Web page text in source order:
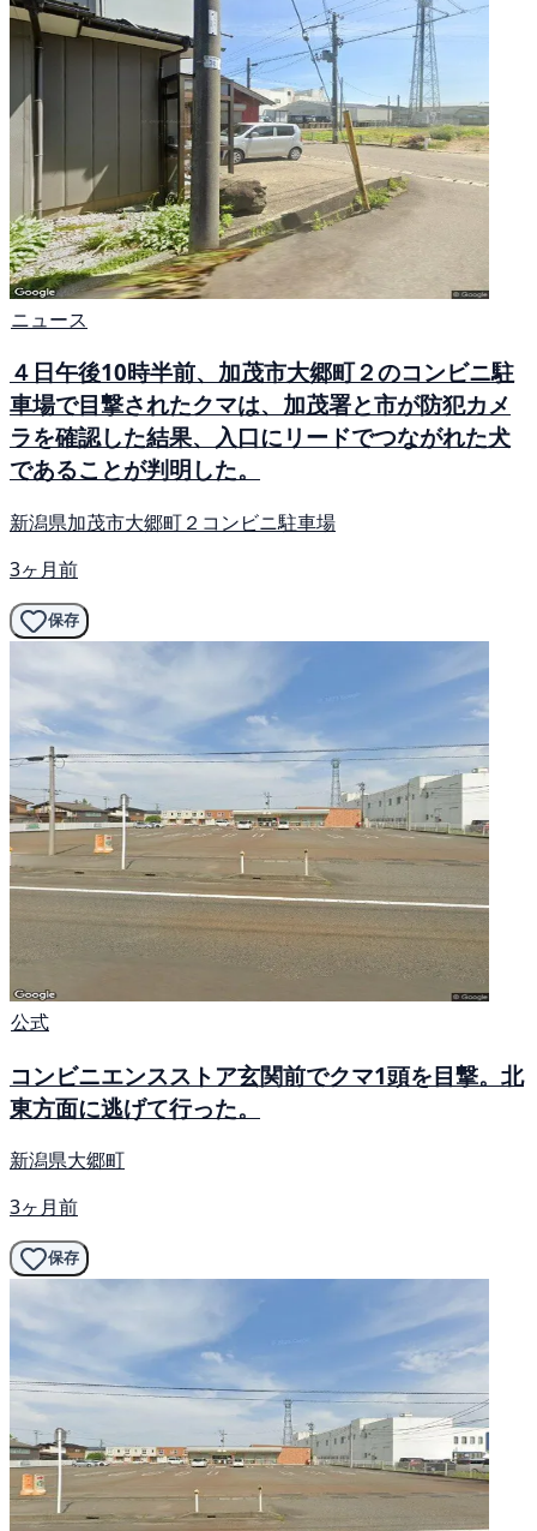
ニュース
４日午後10時半前、加茂市大郷町２のコンビニ駐
車場で目撃されたクマは、加茂署と市が防犯カメ
ラを確認した結果、入口にリードでつながれた犬
であることが判明した。
新潟県加茂市大郷町２コンビニ駐車場
3ヶ月前
保存
公式
コンビニエンスストア玄関前でクマ1頭を目撃。北
東方面に逃げて行った。
新潟県大郷町
3ヶ月前
保存